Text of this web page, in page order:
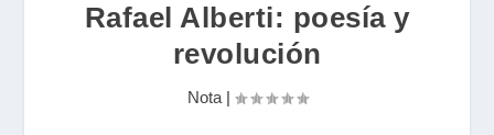
Rafael Alberti: poesía y
revolución
Nota|